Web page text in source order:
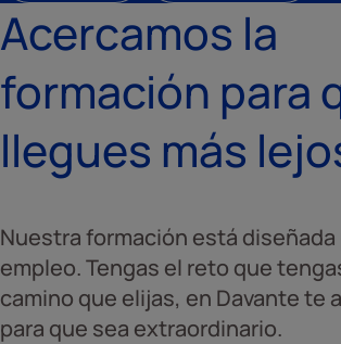
Acercamos la
formación para
llegues más
Nuestra formación está diseñada
empleo. Tengas el reto que
camino que elijas, en Davante te
para que sea extraordinario.